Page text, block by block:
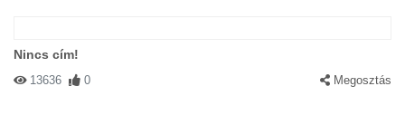
Nincs cím!
13636 0 Megosztás